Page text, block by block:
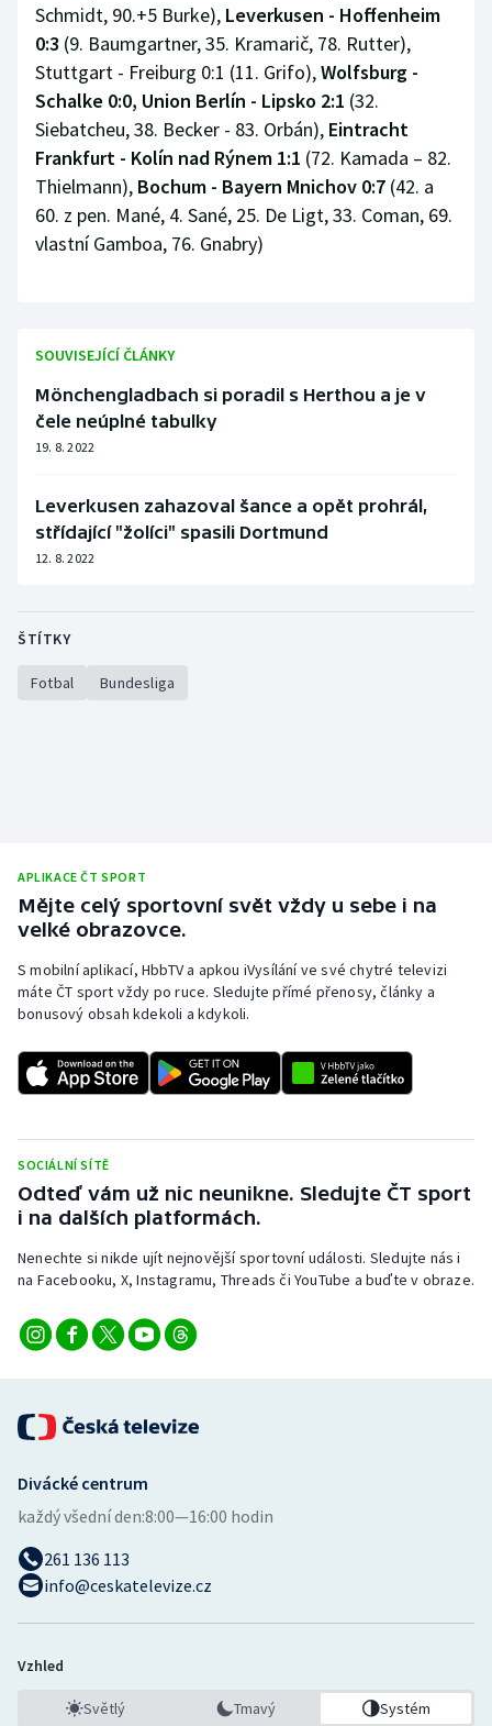
Schmidt, 90.+5 Burke), Leverkusen - Hoffenheim
0:3 (9. Baumgartner, 35. Kramarič, 78. Rutter),
Stuttgart - Freiburg 0:1 (11. Grifo),Wolfsburg -
Schalke 0:0, Union Berlín - Lipsko 2:1 (32.
Siebatcheu, 38. Becker - 83. Orbán), Eintracht
Frankfurt - Kolín nad Rýnem 1:1 (72. Kamada – 82.
Thielmann), Bochum - Bayern Mnichov 0:7 (42. a
60. z pen. Mané, 4. Sané, 25. De Ligt, 33. Coman, 69.
vlastní Gamboa, 76. Gnabry)
SOUVISEJÍCÍ ČLÁNKY
Mönchengladbach si poradil s Herthou a je v
čele neúplné tabulky
19. 8. 2022
Leverkusen zahazoval šance a opět prohrál,
střídající "žolíci" spasili Dortmund
12. 8. 2022
ŠTÍTKY
Fotbal Bundesliga
APLIKACE ČT SPORT
Mějte celý sportovní svět vždy u sebe i na
velké obrazovce.
S mobilní aplikací, HbbTV a apkou iVysílání ve své chytré televizi
máte ČT sport vždy po ruce. Sledujte přímé přenosy, články a
bonusový obsah kdekoli a kdykoli.
SOCIÁLNÍ SÍTĚ
Odteď vám už nic neunikne. Sledujte ČT sport
i na dalších platformách.
Nenechte si nikde ujít nejnovější sportovní události. Sledujte nás i
na Facebooku, X, Instagramu, Threads či YouTube a buďte v obraze.
Divácké centrum
každý všední den:8:00—16:00 hodin
261 136 113
info@ceskatelevize.cz
Vzhled
Světlý Tmavý Systém